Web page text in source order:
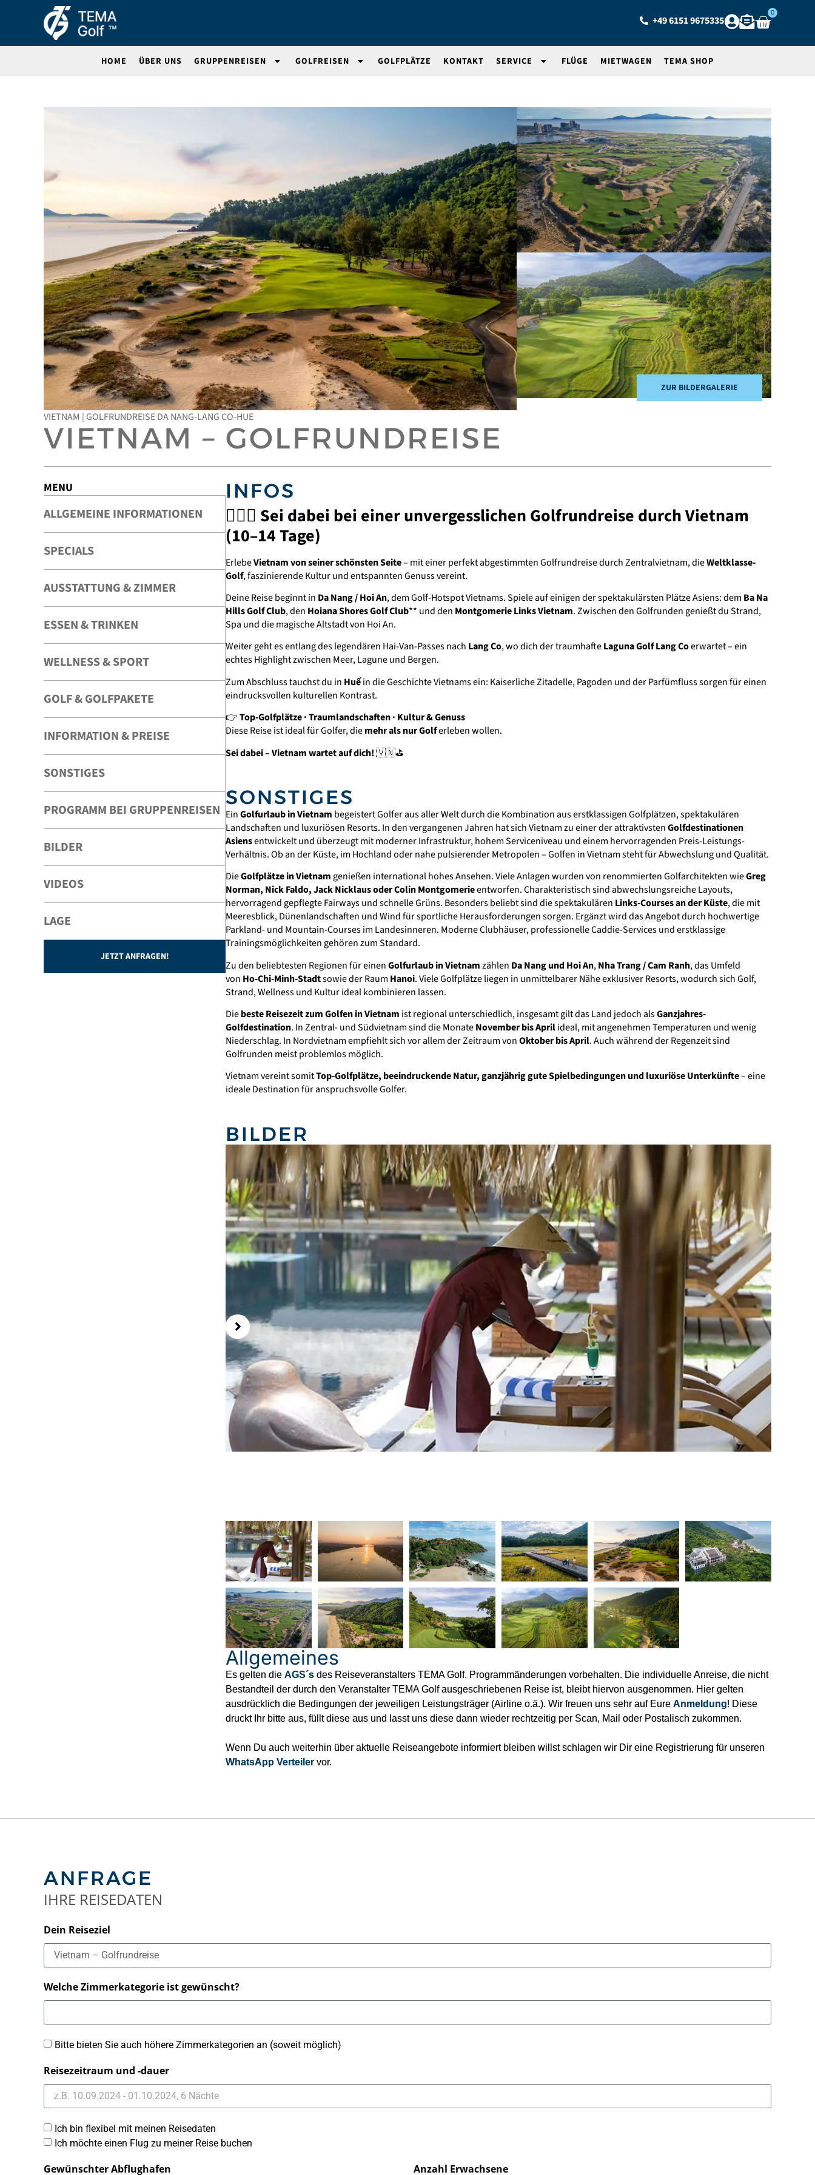
+49 6151 9675335
0
HOME ÜBER UNS GRUPPENREISEN GOLFREISEN GOLFPLÄTZE KONTAKT SERVICE FLÜGE MIETWAGEN TEMA SHOP
ZUR BILDERGALERIE
VIETNAM | GOLFRUNDREISE DA NANG-LANG CO-HUE
VIETNAM – GOLFRUNDREISE
MENU
ALLGEMEINE INFORMATIONEN
SPECIALS
AUSSTATTUNG & ZIMMER
ESSEN & TRINKEN
WELLNESS & SPORT
GOLF & GOLFPAKETE
INFORMATION & PREISE
SONSTIGES
PROGRAMM BEI GRUPPENREISEN
BILDER
VIDEOS
LAGE
JETZT ANFRAGEN!
INFOS
🏌️‍♂️🌴 Sei dabei bei einer unvergesslichen Golfrundreise durch Vietnam
(10–14 Tage)
ErlebeVietnam von seiner schönsten Seite– mit einer perfekt abgestimmten Golfrundreise durch Zentralvietnam, dieWeltklasse-
Golf, faszinierende Kultur und entspannten Genuss vereint.
Deine Reise beginnt in Da Nang / Hoi An, dem Golf-Hotspot Vietnams. Spiele auf einigen der spektakulärsten Plätze Asiens: dem Ba Na
Hills Golf Club, den Hoiana Shores Golf Club** und den Montgomerie Links Vietnam. Zwischen den Golfrunden genießt du Strand,
Spa und die magische Altstadt von Hoi An.
Weiter geht es entlang des legendären Hai-Van-Passes nach Lang Co, wo dich der traumhafteLaguna Golf Lang Coerwartet – ein
echtes Highlight zwischen Meer, Lagune und Bergen.
Zum Abschluss tauchst du in Huếin die Geschichte Vietnams ein: Kaiserliche Zitadelle, Pagoden und der Parfümfluss sorgen für einen
eindrucksvollen kulturellen Kontrast.
👉Top-Golfplätze · Traumlandschaften · Kultur & Genuss
Diese Reise ist ideal für Golfer, diemehr als nur Golferleben wollen.
Sei dabei – Vietnam wartet auf dich!🇻🇳⛳
SONSTIGES
EinGolfurlaub in Vietnam begeistert Golfer aus aller Welt durch die Kombination aus erstklassigen Golfplätzen, spektakulären
Landschaften und luxuriösen Resorts. In den vergangenen Jahren hat sich Vietnam zu einer der attraktivstenGolfdestinationen
Asiensentwickelt und überzeugt mit moderner Infrastruktur, hohem Serviceniveau und einem hervorragenden Preis-Leistungs-
Verhältnis. Ob an der Küste, im Hochland oder nahe pulsierender Metropolen – Golfen in Vietnam steht für Abwechslung und Qualität.
DieGolfplätze in Vietnam genießen international hohes Ansehen. Viele Anlagen wurden von renommierten Golfarchitekten wieGreg
Norman, Nick Faldo, Jack Nicklaus oder Colin Montgomerieentworfen. Charakteristisch sind abwechslungsreiche Layouts,
hervorragend gepflegte Fairways und schnelle Grüns. Besonders beliebt sind die spektakulären Links-Courses an der Küste, die mit
Meeresblick, Dünenlandschaften und Wind für sportliche Herausforderungen sorgen. Ergänzt wird das Angebot durch hochwertige
Parkland- und Mountain-Courses im Landesinneren. Moderne Clubhäuser, professionelle Caddie-Services und erstklassige
Trainingsmöglichkeiten gehören zum Standard.
Zu den beliebtesten Regionen für einenGolfurlaub in Vietnamzählen Da Nang und Hoi An,Nha Trang / Cam Ranh, das Umfeld
von Ho-Chi-Minh-Stadtsowie der Raum Hanoi. Viele Golfplätze liegen in unmittelbarer Nähe exklusiver Resorts, wodurch sich Golf,
Strand, Wellness und Kultur ideal kombinieren lassen.
Diebeste Reisezeit zum Golfen in Vietnam ist regional unterschiedlich, insgesamt gilt das Land jedoch alsGanzjahres-
Golfdestination. In Zentral- und Südvietnam sind die MonateNovember bis Aprilideal, mit angenehmen Temperaturen und wenig
Niederschlag. In Nordvietnam empfiehlt sich vor allem der Zeitraum vonOktober bis April. Auch während der Regenzeit sind
Golfrunden meist problemlos möglich.
Vietnam vereint somitTop-Golfplätze, beeindruckende Natur, ganzjährig gute Spielbedingungen und luxuriöse Unterkünfte– eine
ideale Destination für anspruchsvolle Golfer.
BILDER
Allgemeines
Es gelten die AGS´s des Reiseveranstalters TEMA Golf. Programmänderungen vorbehalten. Die individuelle Anreise, die nicht
Bestandteil der durch den Veranstalter TEMA Golf ausgeschriebenen Reise ist, bleibt hiervon ausgenommen. Hier gelten
ausdrücklich die Bedingungen der jeweiligen Leistungsträger (Airline o.ä.). Wir freuen uns sehr auf Eure Anmeldung! Diese
druckt Ihr bitte aus, füllt diese aus und lasst uns diese dann wieder rechtzeitig per Scan, Mail oder Postalisch zukommen.
Wenn Du auch weiterhin über aktuelle Reiseangebote informiert bleiben willst schlagen wir Dir eine Registrierung für unseren
WhatsApp Verteiler vor.
ANFRAGE
IHRE REISEDATEN
Dein Reiseziel
Welche Zimmerkategorie ist gewünscht?
Bitte bieten Sie auch höhere Zimmerkategorien an (soweit möglich)
Reisezeitraum und -dauer
Ich bin flexibel mit meinen Reisedaten
Ich möchte einen Flug zu meiner Reise buchen
Gewünschter Abflughafen Anzahl Erwachsene